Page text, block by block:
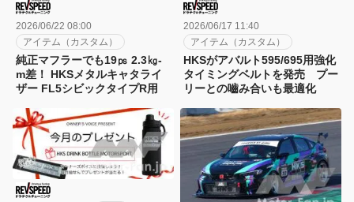
2026/06/22 08:00
アイテム（カスタム）
純正マフラーでも19㎰ 2.3㎏-
m差！ HKSメタルキャタライ
ザー FL5シビックタイプR用
2026/06/17 11:40
アイテム（カスタム）
HKSがアバルト595/695用強化
タイミングベルトを発売 プー
リーとの嚙み合いも最適化